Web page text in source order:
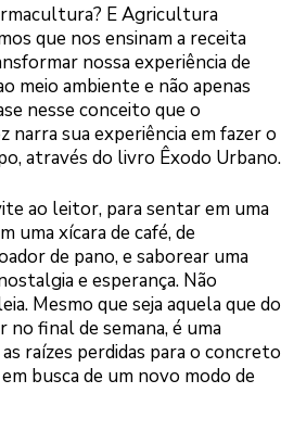
E Agricultura
que nos ensinam a receita
nossa experiência de
meio ambiente e não apenas
nesse conceito que o
sua experiência em fazer o
através do livro Êxodo Urbano.
ao leitor, para sentar em uma
xícara de café, de
de pano, e saborear uma
e esperança. Não
Mesmo que seja aquela que do
no final de semana, é uma
raízes perdidas para o concreto
busca de um novo modo de